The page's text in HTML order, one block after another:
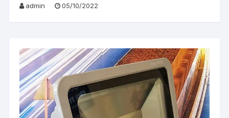
admin 05/10/2022